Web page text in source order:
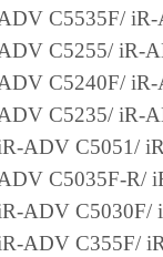
CANON,
THEIR
LICENSORS
IN THE
OR
WILL BE
C5535F/
C5255/ iR-
C5240F/
C5235/ iR-
ADV C5051/
C5035F-R/
ADV C5030F/
ADV C355F/